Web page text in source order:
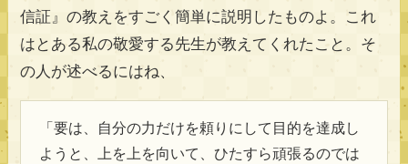
信証』の教えをすごく簡単に説明したものよ。これ
はとある私の敬愛する先生が教えてくれたこと。そ
の人が述べるにはね、
「要は、自分の力だけを頼りにして目的を達成し
ようと、上を上を向いて、ひたすら頑張るのでは